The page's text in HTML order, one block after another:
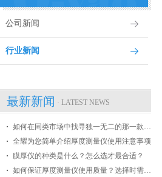
公司新闻
行业新闻
最新新闻 · LATEST NEWS
如何在同类市场中找寻独一无二的那一款膜厚仪
全耀为您简单介绍厚度测量仪使用注意事项
膜厚仪的种类是什么？怎么选才最合适？
如何保证厚度测量仪使用质量？选择时需掌握哪些条件？